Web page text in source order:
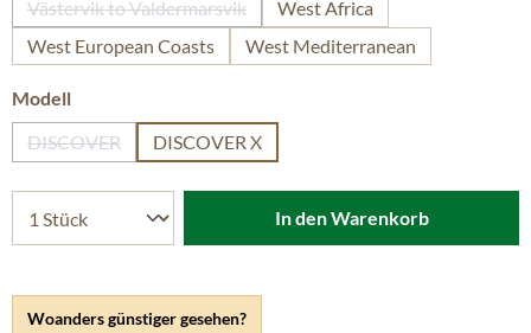
Woanders günstiger gesehen?
Västervik to Valdermarsvik
(Diese Option ist zurzeit nicht verfügbar.)
West Africa
West European Coasts
West Mediterranean
Modellauswählen
DISCOVER
(Diese Option ist zurzeit nicht verfügbar.)
DISCOVER X
In den Warenkorb